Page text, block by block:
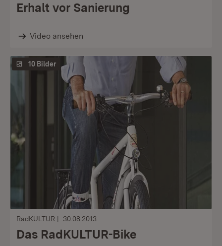
Erhalt vor Sanierung
Video ansehen
10 Bilder
RadKULTUR 30.08.2013
Das RadKULTUR-Bike